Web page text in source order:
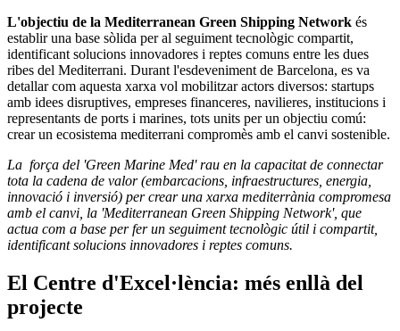
L'objectiu de la Mediterranean Green Shipping Network és
establir una base sòlida per al seguiment tecnològic compartit,
identificant solucions innovadores i reptes comuns entre les dues
ribes del Mediterrani. Durant l'esdeveniment de Barcelona, es va
detallar com aquesta xarxa vol mobilitzar actors diversos: startups
amb idees disruptives, empreses financeres, navilieres, institucions i
representants de ports i marines, tots units per un objectiu comú:
crear un ecosistema mediterrani compromès amb el canvi sostenible.
La força del 'Green Marine Med' rau en la capacitat de connectar
tota la cadena de valor (embarcacions, infraestructures, energia,
innovació i inversió) per crear una xarxa mediterrània compromesa
amb el canvi, la 'Mediterranean Green Shipping Network', que
actua com a base per fer un seguiment tecnològic útil i compartit,
identificant solucions innovadores i reptes comuns.
El Centre d'Excel·lència: més enllà del
projecte